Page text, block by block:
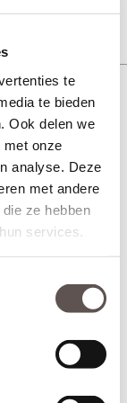
te
te bieden
Ook delen we
met onze
analyse. Deze
met andere
ze hebben
services.